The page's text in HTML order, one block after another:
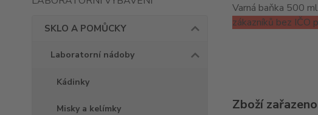
SKLO A POMŮCKY
Laboratorní nádoby
Kádinky
Misky a kelímky
Varná baňka 500
zákazníků bez IČO
Zboží